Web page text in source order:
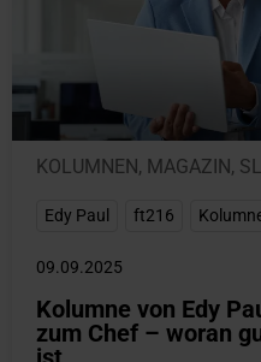
KOLUMNEN, MAGAZIN,
Edy Paul ft216
09.09.2025
Kolumne von Edy
zum Chef – woran